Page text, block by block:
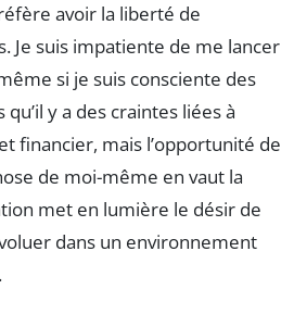
avoir la liberté de
Je suis impatiente de me lancer
si je suis consciente des
qu’il y a des craintes liées à
financier, mais l’opportunité de
de moi-même en vaut la
met en lumière le désir de
dans un environnement